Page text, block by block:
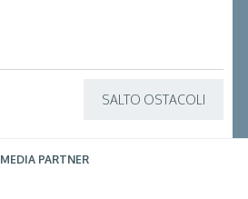
SALTO OSTACOLI
MEDIA PARTNER